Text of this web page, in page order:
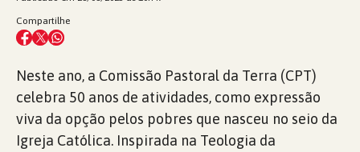
Compartilhe
Neste ano, a Comissão Pastoral da Terra (CPT)
celebra 50 anos de atividades, como expressão
viva da opção pelos pobres que nasceu no seio da
Igreja Católica. Inspirada na Teologia da